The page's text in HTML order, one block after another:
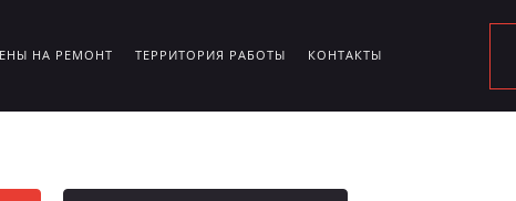
НА РЕМОНТ ТЕРРИТОРИЯ РАБОТЫ КОНТАКТЫ